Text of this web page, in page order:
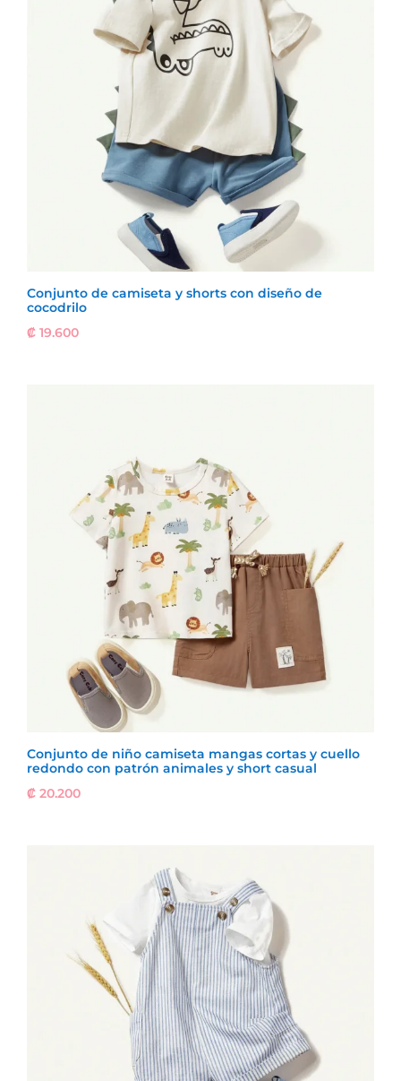
Conjunto de camiseta y shorts con diseño de
cocodrilo
₡ 19.600
Conjunto de niño camiseta mangas cortas y cuello
redondo con patrón animales y short casual
₡ 20.200